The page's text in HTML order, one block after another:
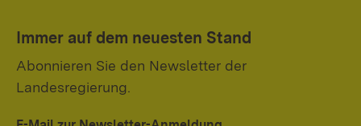
Immer auf dem neuesten Stand
Abonnieren Sie den Newsletter der
Landesregierung.